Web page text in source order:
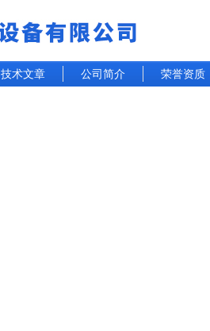
技术文章 公司简介 荣誉资质